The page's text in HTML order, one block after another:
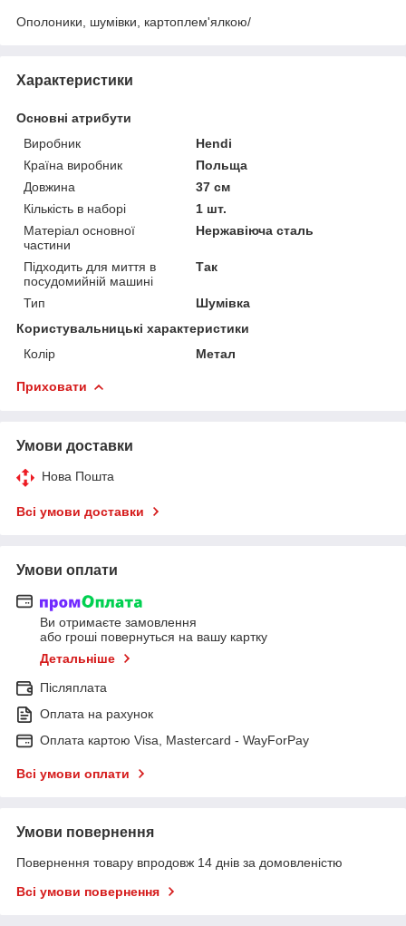
Ополоники, шумівки, картоплем'ялкою/
Характеристики
Основні атрибути
Виробник
Hendi
Країна виробник
Польща
Довжина
37 см
Кількість в наборі
1 шт.
Матеріал основної
частини
Нержавіюча сталь
Підходить для миття в
посудомийній машині
Так
Тип
Шумівка
Користувальницькі характеристики
Колір
Метал
Приховати
Умови доставки
Нова Пошта
Всі умови доставки
Умови оплати
Ви отримаєте замовлення
або гроші повернуться на вашу картку
Детальніше
Післяплата
Оплата на рахунок
Оплата картою Visa, Mastercard - WayForPay
Всі умови оплати
Умови повернення
Повернення товару впродовж 14 днів за домовленістю
Всі умови повернення